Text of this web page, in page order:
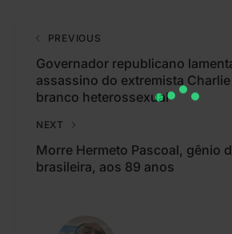
PREVIOUS
Governador republicano
assassino do extremista
branco heterossexual
NEXT
Morre Hermeto Pascoal, gênio
brasileira, aos 89 anos